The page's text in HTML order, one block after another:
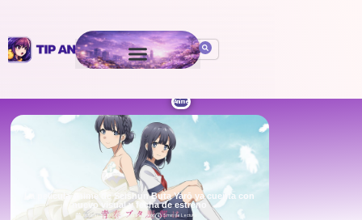
Anime
La película anime de Seishun Buta Yarō ya cuenta con
nuevo visual y fecha de estreno
October 29, 2020 PorIsaac León 5 min de Lectura